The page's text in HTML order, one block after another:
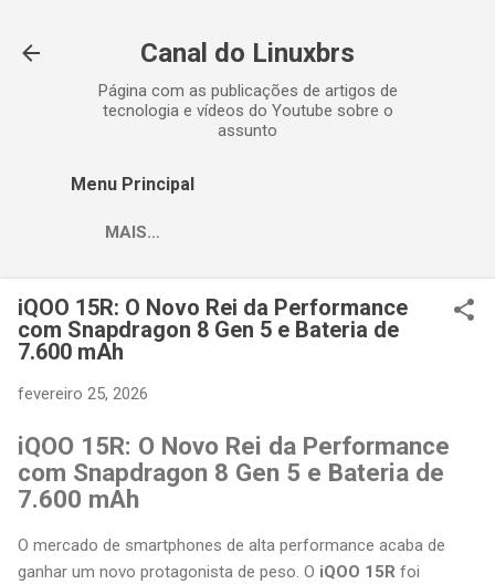
Canal do Linuxbrs
Página com as publicações de artigos de
tecnologia e vídeos do Youtube sobre o
assunto
Menu Principal
MAIS…
iQOO 15R: O Novo Rei da Performance
com Snapdragon 8 Gen 5 e Bateria de
7.600 mAh
fevereiro 25, 2026
iQOO 15R: O Novo Rei da Performance
com Snapdragon 8 Gen 5 e Bateria de
7.600 mAh
O mercado de smartphones de alta performance acaba de
ganhar um novo protagonista de peso. O iQOO 15R foi